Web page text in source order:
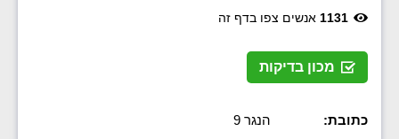
1131 אנשים צפו בדף זה
מכון בדיקות
כתובת:
הנגר 9